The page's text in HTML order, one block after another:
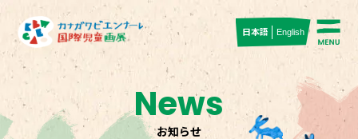
English
日本語
News
お知らせ